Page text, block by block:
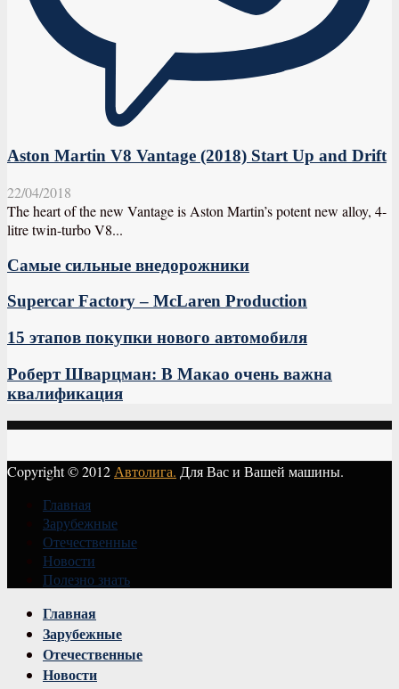
Aston Martin V8 Vantage (2018) Start Up and Drift
22/04/2018
The heart of the new Vantage is Aston Martin’s potent new alloy, 4-
litre twin-turbo V8...
Самые сильные внедорожники
Supercar Factory – McLaren Production
15 этапов покупки нового автомобиля
Роберт Шварцман: В Макао очень важна
квалификация
Copyright © 2012 Автолига. Для Вас и Вашей машины.
Главная
Зарубежные
Отечественные
Новости
Полезно знать
Главная
Зарубежные
Отечественные
Новости